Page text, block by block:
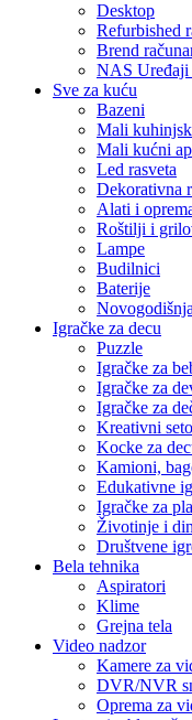
Desktop
Refurbished
Brend
NAS Uređaji
Sve za kuću
Bazeni
Mali
Mali kućni
Led rasveta
Dekorativna
Alati i
Roštilji i
Lampe
Budilnici
Baterije
Igračke za decu
Puzzle
Igračke za
Igračke za
Igračke za
Kreativni
Kocke za
Kamioni,
Edukativne
Igračke za
Životinje i
Društvene
Bela tehnika
Aspiratori
Klime
Grejna tela
Video nadzor
Kamere za
DVR/NVR
Oprema za